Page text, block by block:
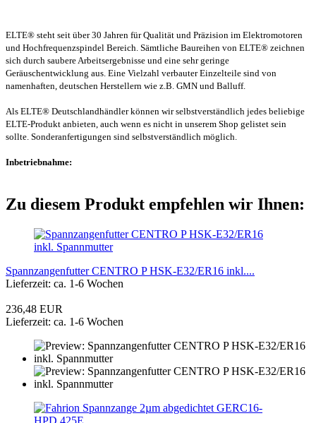
ELTE® steht seit über 30 Jahren für Qualität und Präzision im Elektromotoren
und Hochfrequenzspindel Bereich. Sämtliche Baureihen von ELTE® zeichnen
sich durch saubere Arbeitsergebnisse und eine sehr geringe
Geräuschentwicklung aus. Eine Vielzahl verbauter Einzelteile sind von
namenhaften, deutschen Herstellern wie z.B. GMN und Balluff.
Als ELTE® Deutschlandhändler können wir selbstverständlich jedes beliebige
ELTE-Produkt anbieten, auch wenn es nicht in unserem Shop gelistet sein
sollte. Sonderanfertigungen sind selbstverständlich möglich.
Inbetriebnahme:
Zu diesem Produkt empfehlen wir Ihnen:
Spannzangenfutter CENTRO P HSK-E32/ER16 inkl....
Lieferzeit: ca. 1-6 Wochen
236,48 EUR
Lieferzeit: ca. 1-6 Wochen